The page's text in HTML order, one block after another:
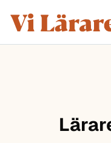
Hoppa till innehåll
ViLärare